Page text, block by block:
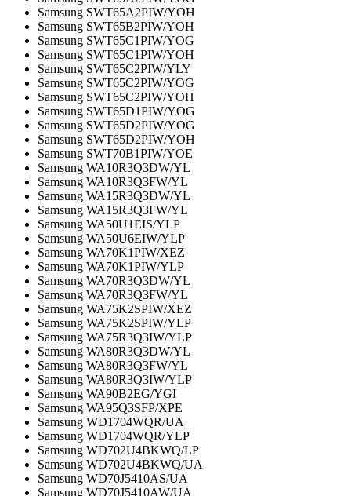
Samsung SWT65A2PIW/YOH
Samsung SWT65B2PIW/YOH
Samsung SWT65C1PIW/YOG
Samsung SWT65C1PIW/YOH
Samsung SWT65C2PIW/YLY
Samsung SWT65C2PIW/YOG
Samsung SWT65C2PIW/YOH
Samsung SWT65D1PIW/YOG
Samsung SWT65D2PIW/YOG
Samsung SWT65D2PIW/YOH
Samsung SWT70B1PIW/YOE
Samsung WA10R3Q3DW/YL
Samsung WA10R3Q3FW/YL
Samsung WA15R3Q3DW/YL
Samsung WA15R3Q3FW/YL
Samsung WA50U1EIS/YLP
Samsung WA50U6EIW/YLP
Samsung WA70K1PIW/XEZ
Samsung WA70K1PIW/YLP
Samsung WA70R3Q3DW/YL
Samsung WA70R3Q3FW/YL
Samsung WA75K2SPIW/XEZ
Samsung WA75K2SPIW/YLP
Samsung WA75R3Q3IW/YLP
Samsung WA80R3Q3DW/YL
Samsung WA80R3Q3FW/YL
Samsung WA80R3Q3IW/YLP
Samsung WA90B2EG/YGI
Samsung WA95Q3SFP/XPE
Samsung WD1704WQR/UA
Samsung WD1704WQR/YLP
Samsung WD702U4BKWQ/LP
Samsung WD702U4BKWQ/UA
Samsung WD70J5410AS/UA
Samsung WD70J5410AW/UA